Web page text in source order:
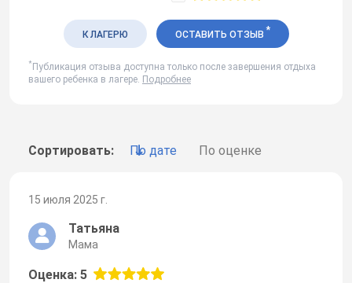
Сортировать: По дате По оценке
15 июля 2025 г.
Татьяна
Мама
Оценка: 5
К ЛАГЕРЮ ОСТАВИТЬ ОТЗЫВ *
* Публикация отзыва доступна только после завершения отдыха
вашего ребенка в лагере. Подробнее